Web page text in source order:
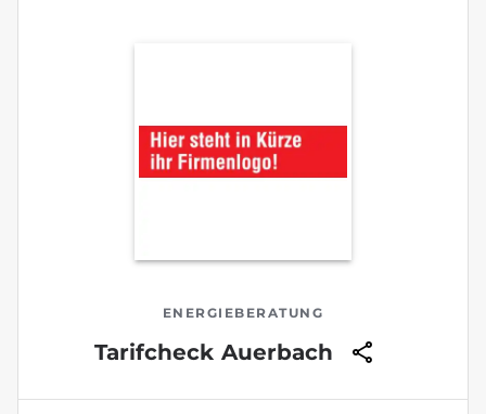
ENERGIEBERATUNG
Tarifcheck Auerbach